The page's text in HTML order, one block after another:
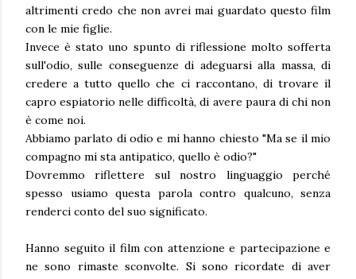
altrimenti credo che non avrei mai guardato questo film
con le mie figlie.
Invece è stato uno spunto di riflessione molto sofferta
sull'odio, sulle conseguenze di adeguarsi alla massa, di
credere a tutto quello che ci raccontano, di trovare il
capro espiatorio nelle difficoltà, di avere paura di chi non
è come noi.
Abbiamo parlato di odio e mi hanno chiesto "Ma se il mio
compagno mi sta antipatico, quello è odio?"
Dovremmo riflettere sul nostro linguaggio perché
spesso usiamo questa parola contro qualcuno, senza
renderci conto del suo significato.
Hanno seguito il film con attenzione e partecipazione e
ne sono rimaste sconvolte. Si sono ricordate di aver